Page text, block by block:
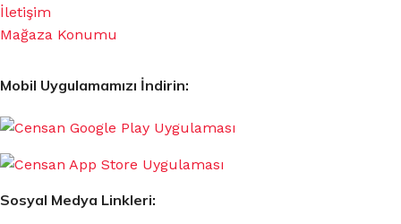
İletişim
Mağaza Konumu
Mobil Uygulamamızı İndirin:
Sosyal Medya Linkleri: